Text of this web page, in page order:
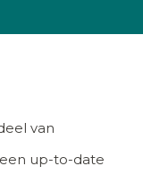
van
up-to-date